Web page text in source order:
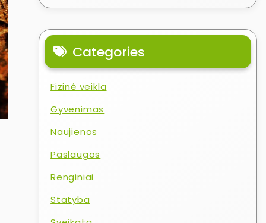
Categories
Fizinė veikla
Gyvenimas
Naujienos
Paslaugos
Renginiai
Statyba